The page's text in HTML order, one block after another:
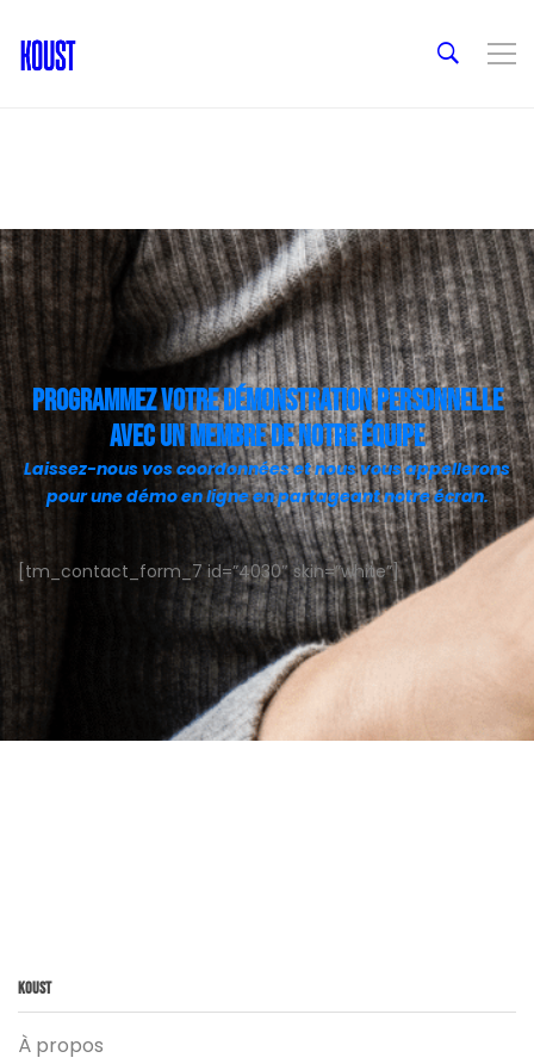
Programmez votre démonstration personnelle
avec un membre de notre équipe
Laissez-nous vos coordonnées et nous vous appellerons
pour une démo en ligne en partageant notre écran.
[tm_contact_form_7 id=”4030″ skin=”white”]
Koust
À propos